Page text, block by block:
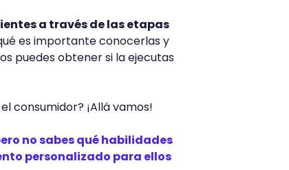
a través de las etapas
es importante conocerlas y
puedes obtener si la ejecutas
consumidor? ¡Allá vamos!
no sabes qué habilidades
personalizado para ellos